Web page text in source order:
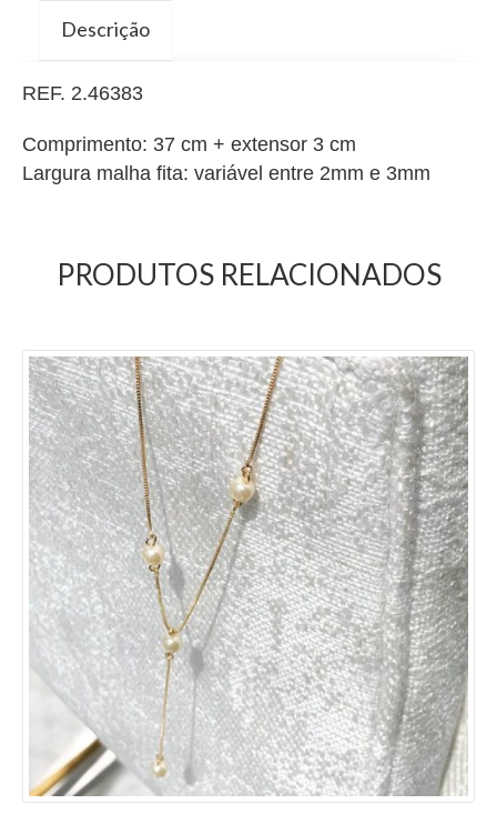
Descrição
REF. 2.46383
Comprimento: 37 cm + extensor 3 cm
Largura malha fita: variável entre 2mm e 3mm
PRODUTOS RELACIONADOS